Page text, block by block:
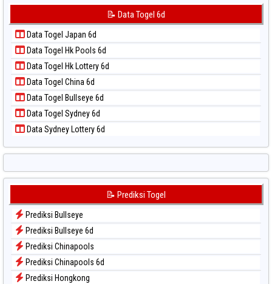
📝 Pola Dasar Taiwan
Data Togel Kuda Lari
Data Togel Magnum Cambodia
Data Togel Nagoya
Data Togel North Carolina Day
Data Togel Pcso
Data Togel Sao Paulo
Data Togel Singapore
Data Togel Sydney
Data Togel Sydney Lottery
Data Togel Sydney Lotto
Data Togel Sydney Pools 6d
Data Togel Taipei
Data Togel Taiwan
📝 Data Togel 6d
Data Togel Japan 6d
Data Togel Hk Pools 6d
Data Togel Hk Lottery 6d
Data Togel China 6d
Data Togel Bullseye 6d
Data Togel Sydney 6d
Data Sydney Lottery 6d
📝 Prediksi Togel
Prediksi Bullseye
Prediksi Bullseye 6d
Prediksi Chinapools
Prediksi Chinapools 6d
Prediksi Hongkong